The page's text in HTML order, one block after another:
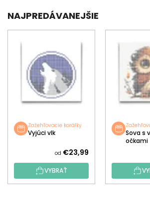
NAJPREDÁVANEJŠIE
Zažehľovacie korálky
Vyjúci vlk
od €23,99
VYBRAŤ
Sova s
očkami